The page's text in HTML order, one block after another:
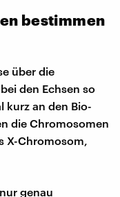
bestimmen
über die
den Echsen so
kurz an den Bio-
die Chromosomen
X-Chromosom,
genau